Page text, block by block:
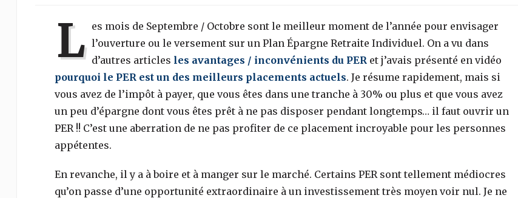
L es mois de Septembre / Octobre sont le meilleur moment de l’année pour envisager
l’ouverture ou le versement sur un Plan Épargne Retraite Individuel. On a vu dans
d’autres articles les avantages / inconvénients du PERet j’avais présenté en vidéo
pourquoi le PER est un des meilleurs placements actuels. Je résume rapidement, mais si
vous avez de l’impôt à payer, que vous êtes dans une tranche à 30% ou plus et que vous avez
un peu d’épargne dont vous êtes prêt à ne pas disposer pendant longtemps… il faut ouvrir un
PER !! C’est une aberration de ne pas profiter de ce placement incroyable pour les personnes
appétentes.
En revanche, il y a à boire et à manger sur le marché. Certains PER sont tellement médiocres
qu’on passe d’une opportunité extraordinaire à un investissement très moyen voir nul. Je ne